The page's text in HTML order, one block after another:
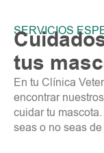
SERVICIOS
tus
En tu Clínica
encontrar
cuidar tu
seas o no seas